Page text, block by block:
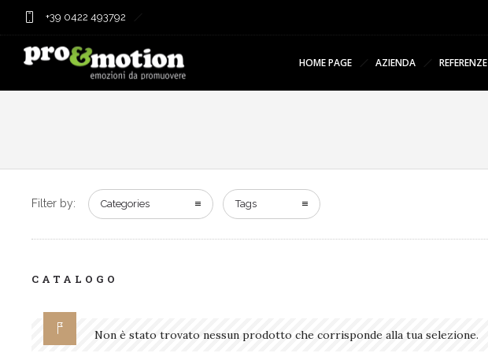
+39 0422 493792
HOME PAGE AZIENDA REFERENZE
Filter by: Categories Tags
CATALOGO
Non è stato trovato nessun prodotto che corrisponde alla tua selezione.